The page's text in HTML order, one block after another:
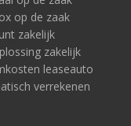
op de zaak
zakelijk
zakelijk
leaseauto
verrekenen